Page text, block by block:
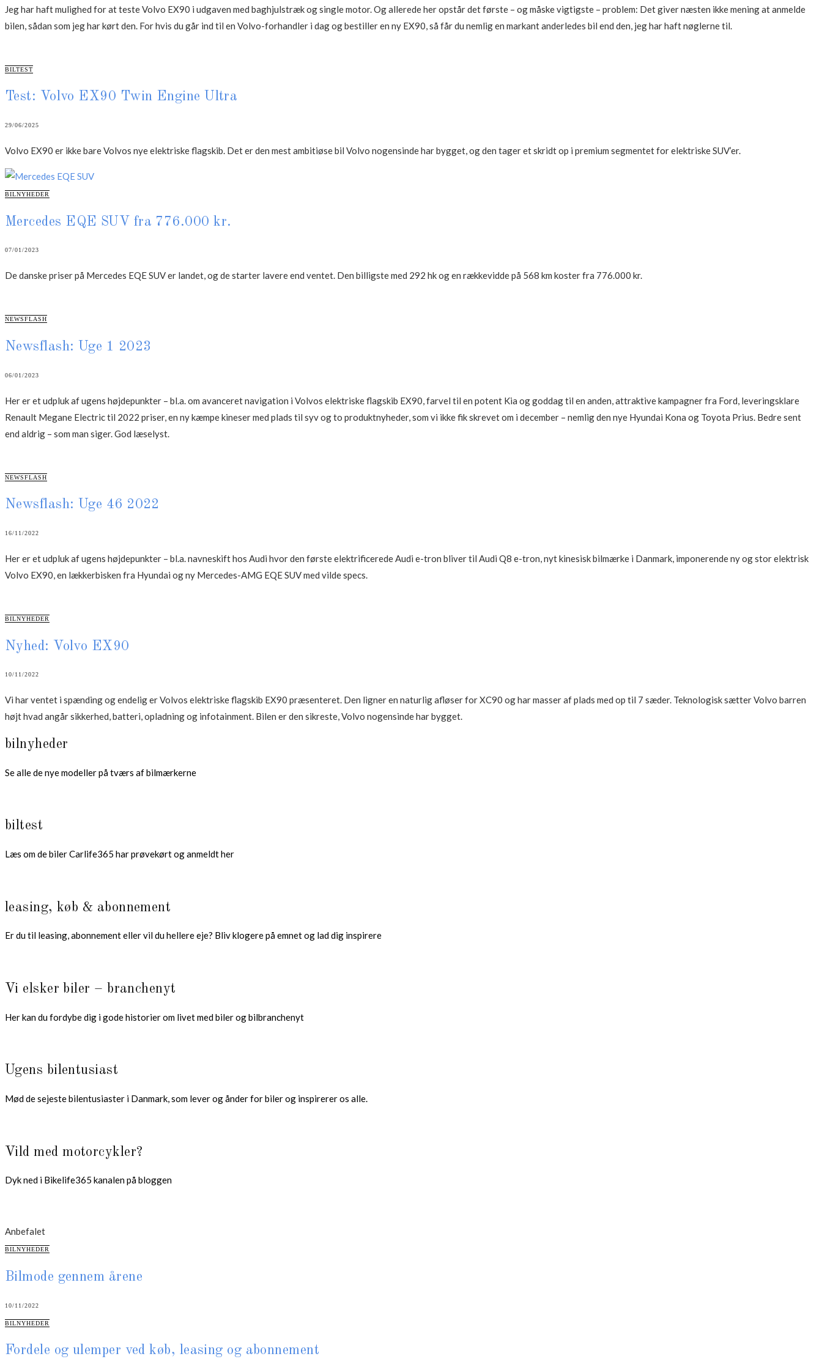
Jeg har haft mulighed for at teste Volvo EX90 i udgaven med baghjulstræk og single motor. Og allerede her opstår det første – og måske vigtigste – problem: Det giver næsten ikke mening at anmelde
bilen, sådan som jeg har kørt den. For hvis du går ind til en Volvo-forhandler i dag og bestiller en ny EX90, så får du nemlig en markant anderledes bil end den, jeg har haft nøglerne til.
CATEGORIES
BILTEST
Test: Volvo EX90 Twin Engine Ultra
29/06/2025
Volvo EX90 er ikke bare Volvos nye elektriske flagskib. Det er den mest ambitiøse bil Volvo nogensinde har bygget, og den tager et skridt op i premium segmentet for elektriske SUV’er.
CATEGORIES
BILNYHEDER
Mercedes EQE SUV fra 776.000 kr.
07/01/2023
De danske priser på Mercedes EQE SUV er landet, og de starter lavere end ventet. Den billigste med 292 hk og en rækkevidde på 568 km koster fra 776.000 kr.
CATEGORIES
NEWSFLASH
Newsflash: Uge 1 2023
06/01/2023
Her er et udpluk af ugens højdepunkter – bl.a. om avanceret navigation i Volvos elektriske flagskib EX90, farvel til en potent Kia og goddag til en anden, attraktive kampagner fra Ford, leveringsklare
Renault Megane Electric til 2022 priser, en ny kæmpe kineser med plads til syv og to produktnyheder, som vi ikke fik skrevet om i december – nemlig den nye Hyundai Kona og Toyota Prius. Bedre sent
end aldrig – som man siger. God læselyst.
CATEGORIES
NEWSFLASH
Newsflash: Uge 46 2022
16/11/2022
Her er et udpluk af ugens højdepunkter – bl.a. navneskift hos Audi hvor den første elektrificerede Audi e-tron bliver til Audi Q8 e-tron, nyt kinesisk bilmærke i Danmark, imponerende ny og stor elektrisk
Volvo EX90, en lækkerbisken fra Hyundai og ny Mercedes-AMG EQE SUV med vilde specs.
CATEGORIES
BILNYHEDER
Nyhed: Volvo EX90
10/11/2022
Vi har ventet i spænding og endelig er Volvos elektriske flagskib EX90 præsenteret. Den ligner en naturlig afløser for XC90 og har masser af plads med op til 7 sæder. Teknologisk sætter Volvo barren
højt hvad angår sikkerhed, batteri, opladning og infotainment. Bilen er den sikreste, Volvo nogensinde har bygget.
bilnyheder
Se alle de nye modeller på tværs af bilmærkerne
biltest
Læs om de biler Carlife365 har prøvekørt og anmeldt her
leasing, køb & abonnement
Er du til leasing, abonnement eller vil du hellere eje? Bliv klogere på emnet og lad dig inspirere
Vi elsker biler – branchenyt
Her kan du fordybe dig i gode historier om livet med biler og bilbranchenyt
Ugens bilentusiast
Mød de sejeste bilentusiaster i Danmark, som lever og ånder for biler og inspirerer os alle.
Vild med motorcykler?
Dyk ned i Bikelife365 kanalen på bloggen
Anbefalet
CATEGORIES
BILNYHEDER
Bilmode gennem årene
10/11/2022
CATEGORIES
BILNYHEDER
Fordele og ulemper ved køb, leasing og abonnement